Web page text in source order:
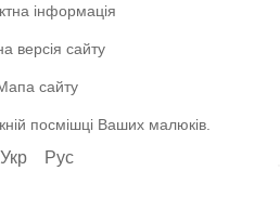
інформація
версія сайту
сайту
посмішці Ваших малюків.
Укр Рус